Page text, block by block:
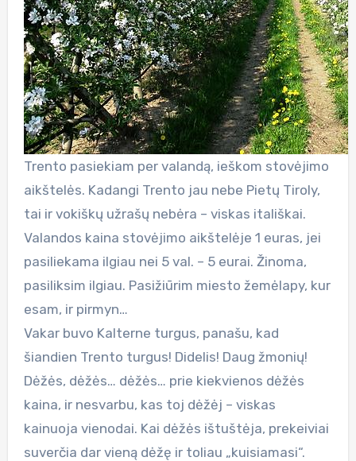
Trento pasiekiam per valandą, ieškom stovėjimo
aikštelės. Kadangi Trento jau nebe Pietų Tiroly,
tai ir vokiškų užrašų nebėra – viskas itališkai.
Valandos kaina stovėjimo aikštelėje 1 euras, jei
pasiliekama ilgiau nei 5 val. – 5 eurai. Žinoma,
pasiliksim ilgiau. Pasižiūrim miesto žemėlapy, kur
esam, ir pirmyn…
Vakar buvo Kalterne turgus, panašu, kad
šiandien Trento turgus! Didelis! Daug žmonių!
Dėžės, dėžės… dėžės… prie kiekvienos dėžės
kaina, ir nesvarbu, kas toj dėžėj – viskas
kainuoja vienodai. Kai dėžės ištuštėja, prekeiviai
suverčia dar vieną dėžę ir toliau „kuisiamasi“.